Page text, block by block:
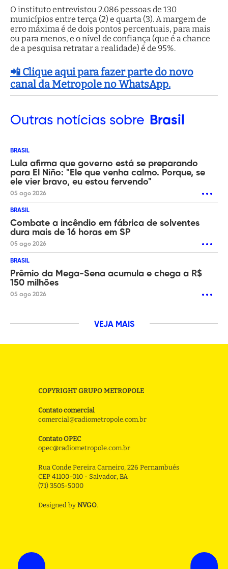
O instituto entrevistou 2.086 pessoas de 130
municípios entre terça (2) e quarta (3). A margem de
erro máxima é de dois pontos percentuais, para mais
ou para menos, e o nível de confiança (que é a chance
de a pesquisa retratar a realidade) é de 95%.
📲 Clique aqui para fazer parte do novo
canal da Metropole no WhatsApp.
Outras notícias sobre Brasil
BRASIL
Lula afirma que governo está se preparando
para El Niño: "Ele que venha calmo. Porque, se
ele vier bravo, eu estou fervendo"
05 ago 2026
BRASIL
Combate a incêndio em fábrica de solventes
dura mais de 16 horas em SP
05 ago 2026
BRASIL
Prêmio da Mega-Sena acumula e chega a R$
150 milhões
05 ago 2026
VEJA MAIS
COPYRIGHT GRUPO METROPOLE
Contato comercial
comercial@radiometropole.com.br
Contato OPEC
opec@radiometropole.com.br
Rua Conde Pereira Carneiro, 226 Pernambués
CEP 41100-010 - Salvador, BA
(71) 3505-5000
Designed by NVGO.